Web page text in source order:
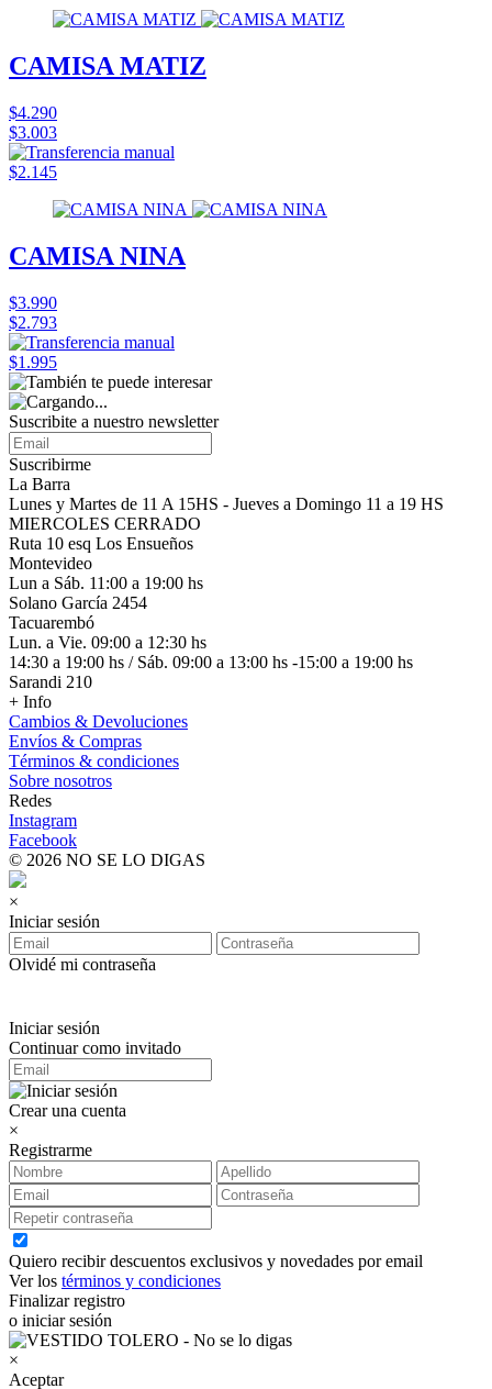
CAMISA MATIZ
$4.290
$3.003
$2.145
CAMISA NINA
$3.990
$2.793
$1.995
Suscribite a nuestro newsletter
Suscribirme
La Barra
Lunes y Martes de 11 A 15HS - Jueves a Domingo 11 a 19 HS
MIERCOLES CERRADO
Ruta 10 esq Los Ensueños
Montevideo
Lun a Sáb. 11:00 a 19:00 hs
Solano García 2454
Tacuarembó
Lun. a Vie. 09:00 a 12:30 hs
14:30 a 19:00 hs / Sáb. 09:00 a 13:00 hs -15:00 a 19:00 hs
Sarandi 210
+ Info
Cambios & Devoluciones
Envíos & Compras
Términos & condiciones
Sobre nosotros
Redes
Instagram
Facebook
© 2026 NO SE LO DIGAS
×
Iniciar sesión
Olvidé mi contraseña
Iniciar sesión
Continuar como invitado
Crear una cuenta
×
Registrarme
Quiero recibir descuentos exclusivos y novedades por email
Ver los términos y condiciones
Finalizar registro
o iniciar sesión
×
Aceptar